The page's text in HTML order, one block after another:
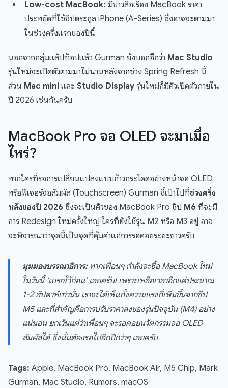
Low-cost MacBook: มีข่าวลือเรื่อง MacBook ราคา
ประหยัดที่ใช้ชิปตระกูล iPhone (A-Series) ซึ่งอาจจะตามมา
ในช่วงครึ่งแรกของปีนี้
นอกจากกลุ่มแล็ปท็อปแล้ว Gurman ยังบอกอีกว่า Mac Studio
รุ่นใหม่จะเปิดตัวตามมาไม่นานหลังจากช่วง Spring Refresh นี้
ส่วน Mac mini และ Studio Display รุ่นใหม่ก็มีคิวเปิดตัวภายใน
ปี 2026 เช่นกันครับ
MacBook Pro จอ OLED จะมาเมื่อ
ไหร่?
หากใครที่รอการเปลี่ยนแปลงแบบก้าวกระโดดอย่างหน้าจอ OLED
หรือฟีเจอร์จอสัมผัส (Touchscreen) Gurman ชี้เป้าไปที่ช่วงครึ่ง
หลังของปี 2026 ซึ่งจะเป็นคิวของ MacBook Pro ชิป M6 ที่จะมี
การ Redesign ใหม่ครั้งใหญ่ ใครที่ยังใช้รุ่น M2 หรือ M3 อยู่ อาจ
จะพิจารณาว่าจุดนี้เป็นจุดที่คุ้มค่าแก่การรอคอยระยะยาวครับ
มุมมองบรรณาธิการ:หากเพื่อนๆ กำลังจะซื้อ MacBook ใหม่
ในวันนี้ ‘เบรกไว้ก่อน’ เลยครับ! เพราะเหลือเวลาอีกแค่ประมาณ
1-2 สัปดาห์เท่านั้น เราจะได้เห็นทั้งความแรงที่เพิ่มขึ้นจากชิป
M5 และที่สำคัญคือการปรับราคาลงของรุ่นปัจจุบัน (M4) อย่าง
แน่นอน ยกเว้นแต่ว่าเพื่อนๆ จะรอคอยนวัตกรรมจอ OLED
สัมผัสได้ ซึ่งนั่นต้องรอไปอีกปีกว่าๆ เลยครับ
Tags: Apple, MacBook Pro, MacBook Air, M5 Chip, Mark
Gurman, Mac Studio, Rumors, macOS